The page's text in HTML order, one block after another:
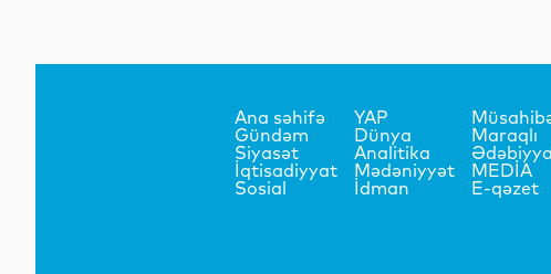
Ana səhifə
Gündəm
Siyasət
İqtisadiyyat
Sosial
YAP
Dünya
Analitika
Mədəniyyət
İdman
Maraqlı
MEDİA
E-qəzet